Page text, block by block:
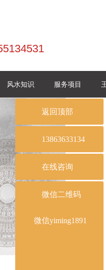
风水知识 服务项目
返回顶部
13863633134
在线咨询
微信二维码
微信yiming1891